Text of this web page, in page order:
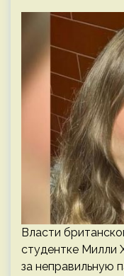
Власти
студентке Милли
за неправильную